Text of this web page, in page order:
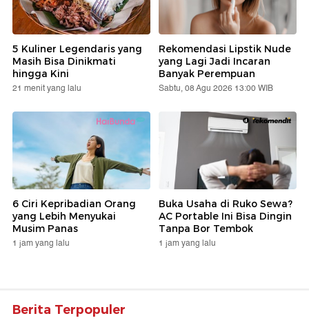
5 Kuliner Legendaris yang
Masih Bisa Dinikmati
hingga Kini
21 menit yang lalu
Rekomendasi Lipstik Nude
yang Lagi Jadi Incaran
Banyak Perempuan
Sabtu, 08 Agu 2026 13:00 WIB
6 Ciri Kepribadian Orang
yang Lebih Menyukai
Musim Panas
1 jam yang lalu
Buka Usaha di Ruko Sewa?
AC Portable Ini Bisa Dingin
Tanpa Bor Tembok
1 jam yang lalu
Berita Terpopuler